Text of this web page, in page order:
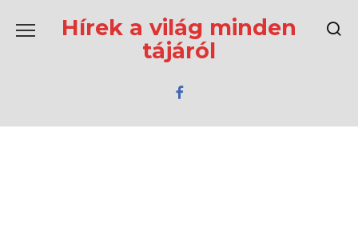
содержаниюHírek a világ minden
tájáról